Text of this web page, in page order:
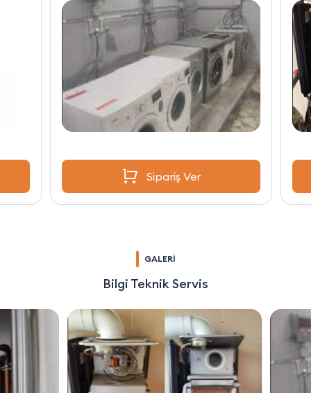
Sipariş Ver
GALERİ
Bilgi Teknik Servis